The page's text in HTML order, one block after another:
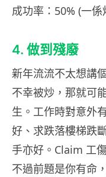
成功率：50% (一
4. 做到殘廢
新年流流不太想講
不幸被炒，那就可
生。工作時對意外
好、求跌落樓梯跌
手亦好。Claim 工
不過前題是你有命